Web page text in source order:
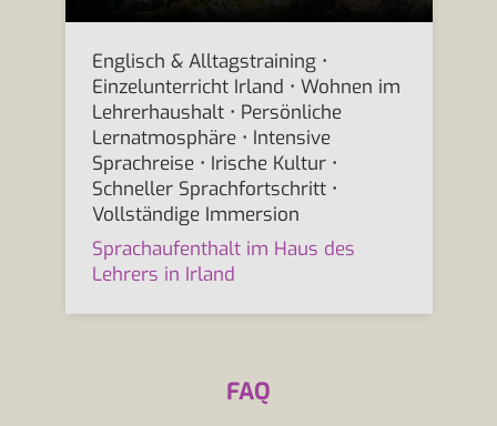
Englisch & Alltagstraining •
Einzelunterricht Irland • Wohnen im
Lehrerhaushalt • Persönliche
Lernatmosphäre • Intensive
Sprachreise • Irische Kultur •
Schneller Sprachfortschritt •
Vollständige Immersion
Sprachaufenthalt im Haus des
Lehrers in Irland
FAQ